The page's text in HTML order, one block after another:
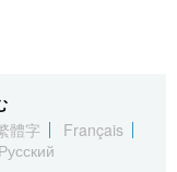
Русский
體字
Français
Русский